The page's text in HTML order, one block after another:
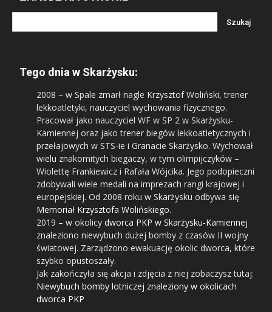
Tego dnia w Skarżysku:
2008 – w Spale zmarł nagle Krzysztof Woliński, trener
lekkoatletyki, nauczyciel wychowania fizycznego.
Pracował jako nauczyciel WF w SP 2 w Skarżysku-
Kamiennej oraz jako trener biegów lekkoatletycznych i
przełajowych w STS-ie i Granacie Skarżysko. Wychował
wielu znakomitych biegaczy, w tym olimpijczyków –
Wiolettę Frankiewicz i Rafała Wójcika. Jego podopieczni
zdobywali wiele medali na imprezach rangi krajowej i
europejskiej. Od 2008 roku w Skarżysku odbywa się
Memoriał Krzysztofa Wolińskiego.
2019 – w okolicy dworca PKP w Skarżysku-Kamiennej
znaleziono niewybuch dużej bomby z czasów II wojny
światowej. Zarządzono ewakuację okolic dworca, które
szybko opustoszały.
Jak zakończyła się akcja i zdjęcia z niej zobaczysz tutaj:
Niewybuch bomby lotniczej znaleziony w okolicach
dworca PKP